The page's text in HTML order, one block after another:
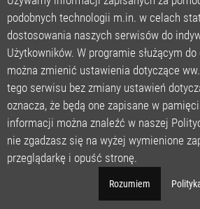
STRONA GŁÓWNA
O NAS
POLITYKA PRYWATNOŚCI
REGULAMIN
LICENCJA
REJESTRACJA
KONTAKT
podobnych technologii m.in. w celach
dostosowania naszych serwisów do
Użytkowników. W programie służącym
można zmienić ustawienia dotyczące
tego serwisu bez zmiany ustawień
oznacza, że będą one zapisane w
informacji można znaleźć w naszej
nie zgadzasz się na wyżej wymienione
przeglądarkę i opuść stronę.
Rozumiem